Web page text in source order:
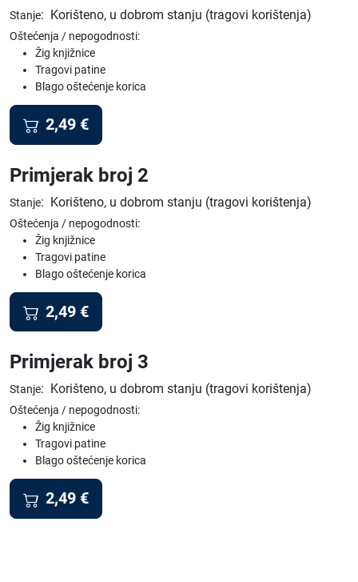
Stanje: Korišteno, u dobrom stanju (tragovi korištenja)
Oštećenja / nepogodnosti:
Žig knjižnice
Tragovi patine
Blago oštećenje korica
2,49 €
Primjerak broj 2
Stanje: Korišteno, u dobrom stanju (tragovi korištenja)
Oštećenja / nepogodnosti:
Žig knjižnice
Tragovi patine
Blago oštećenje korica
2,49 €
Primjerak broj 3
Stanje: Korišteno, u dobrom stanju (tragovi korištenja)
Oštećenja / nepogodnosti:
Žig knjižnice
Tragovi patine
Blago oštećenje korica
2,49 €